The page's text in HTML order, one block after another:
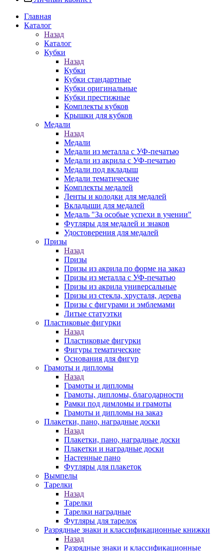
Главная
Каталог
Назад
Каталог
Кубки
Назад
Кубки
Кубки стандартные
Кубки оригинальные
Кубки престижные
Комплекты кубков
Крышки для кубков
Медали
Назад
Медали
Медали из металла с УФ-печатью
Медали из акрила с УФ-печатью
Медали под вкладыш
Медали тематические
Комплекты медалей
Ленты и колодки для медалей
Вкладыши для медалей
Медаль "За особые успехи в учении"
Футляры для медалей и знаков
Удостоверения для медалей
Призы
Назад
Призы
Призы из акрила по форме на заказ
Призы из металла с УФ-печатью
Призы из акрила универсальные
Призы из стекла, хрусталя, дерева
Призы с фигурами и эмблемами
Литые статуэтки
Пластиковые фигурки
Назад
Пластиковые фигурки
Фигуры тематические
Основания для фигур
Грамоты и дипломы
Назад
Грамоты и дипломы
Грамоты, дипломы, благодарности
Рамки под димломы и грамоты
Грамоты и дипломы на заказ
Плакетки, пано, наградные доски
Назад
Плакетки, пано, наградные доски
Плакетки и наградные доски
Настенные пано
Футляры для плакеток
Вымпелы
Тарелки
Назад
Тарелки
Тарелки наградные
Футляры для тарелок
Разрядные знаки и классификационные книжки
Назад
Разрядные знаки и классификационные